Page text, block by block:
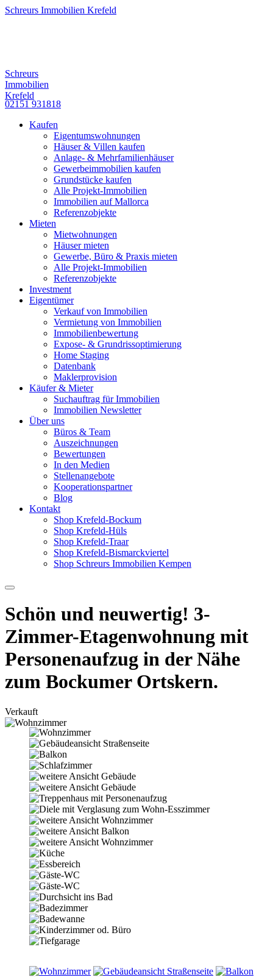
Schreurs Immobilien Krefeld
Schreurs
Immobilien
Krefeld
02151 931818
Kaufen
Eigentumswohnungen
Häuser & Villen kaufen
Anlage- & Mehrfamilienhäuser
Gewerbeimmobilien kaufen
Grundstücke kaufen
Alle Projekt-Immobilien
Immobilien auf Mallorca
Referenzobjekte
Mieten
Mietwohnungen
Häuser mieten
Gewerbe, Büro & Praxis mieten
Alle Projekt-Immobilien
Referenzobjekte
Investment
Eigentümer
Verkauf von Immobilien
Vermietung von Immobilien
Immobilienbewertung
Expose- & Grundrissoptimierung
Home Staging
Datenbank
Maklerprovision
Käufer & Mieter
Suchauftrag für Immobilien
Immobilien Newsletter
Über uns
Büros & Team
Auszeichnungen
Bewertungen
In den Medien
Stellenangebote
Kooperationspartner
Blog
Kontakt
Shop Krefeld-Bockum
Shop Krefeld-Hüls
Shop Krefeld-Traar
Shop Krefeld-Bismarckviertel
Shop Schreurs Immobilien Kempen
Schön und neuwertig! 3-
Zimmer-Etagenwohnung mit
Personenaufzug in der Nähe
zum Bockumer Ortskern.
Verkauft